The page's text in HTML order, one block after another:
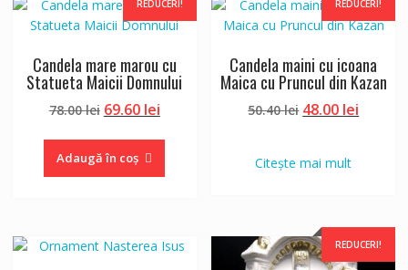
REDUCERI!
Candela mare marou cu
Statueta Maicii Domnului
78.00lei Prețul
a
fost:
69.60 leiPrețul
Adaugă în coș
REDUCERI!
Candela maini cu icoana
Maica cu Pruncul din Kazan
50.40lei Prețul
fost:
48.00 lei
Citește mai mult
REDUCERI!